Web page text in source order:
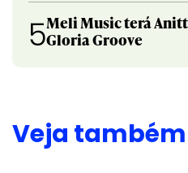
5Meli Music terá
Gloria Groove
Veja também